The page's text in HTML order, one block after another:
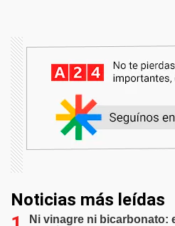
Noticias más leídas
Ni vinagre ni bicarbonato: